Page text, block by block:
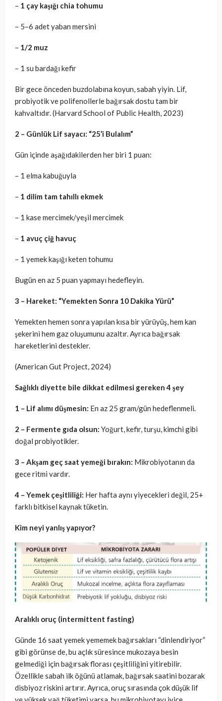
– 1 çay kaşığı chia tohumu
– 5–6 adet yaban mersini
– 1/2 muz
– 1 su bardağı kefir
Bir gece önceden buzdolabına koyun, sabah yiyin. Lif,
probiyotik ve polifenollerle bağırsak dostu tam bir
kahvaltıdır. (Harvard School of Public Health, 2023)
2 – Günlük Lif sayacı: “25’i Bulalım”
Gün içinde aşağıdakilerden her biri 1 puan:
– 1 elma kabuğuyla
– 1 dilim tam tahıllı ekmek
– 1 kase mercimek/yeşil mercimek
– 1 avuç çiğ havuç
– 1 yemek kaşığı keten tohumu
Bugün en az 5 puan yapmayı hedefleyin.
3 – Hareket: “Yemekten Sonra 10 Dakika Yürü”
Yemekten hemen sonra yapılan kısa bir yürüyüş, hem kan
şekerini hem gaz oluşumunu azaltır. Ayrıca bağırsak
hareketlerini destekler.
(American Gut Project, 2024)
Sağlıklı diyette bile dikkat edilmesi gereken 4 şey
1 – Lif alımı düşmesin: En az 25 gram/gün hedeflenmeli.
2 – Fermente gıda olsun: Yoğurt, kefir, turşu, kimchi gibi
doğal probiyotikler.
3 – Akşam geç saat yemeği bırakın: Mikrobiyotanın da
gece ritmi vardır.
4 – Yemek çeşitliliği: Her hafta aynı yiyecekleri değil, 25+
farklı bitkisel kaynak tüketin.
Kim neyi yanlış yapıyor?
Aralıklı oruç (intermittent fasting)
Günde 16 saat yemek yememek bağırsakları “dinlendiriyor”
gibi görünse de, bu açlık süresince mukozaya besin
gelmediği için bağırsak florası çeşitliliğini yitirebilir.
Özellikle sabah ilk öğünü atlamak, bağırsak saatini bozarak
disbiyoz riskini artırır. Ayrıca, oruç sırasında çok düşük lif